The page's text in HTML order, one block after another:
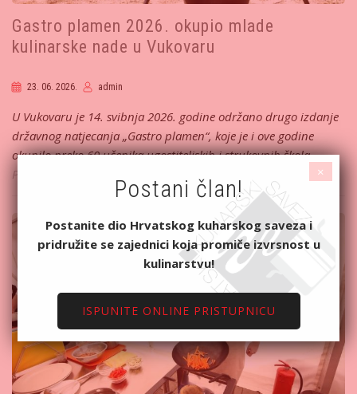
Gastro plamen 2026. okupio mlade
kulinarske nade u Vukovaru
23. 06. 2026. admin
U Vukovaru je 14. svibnja 2026. godine održano drugo izdanje
državnog natjecanja „Gastro plamen“, koje je i ove godine
okupilo preko 60 učenika ugostiteljskih i strukovnih škola…
Pročitajte više...
×
Postani član!
Postanite dio Hrvatskog kuharskog saveza i
pridružite se zajednici koja promiče izvrsnost u
kulinarstvu!
ISPUNITE ONLINE PRISTUPNICU